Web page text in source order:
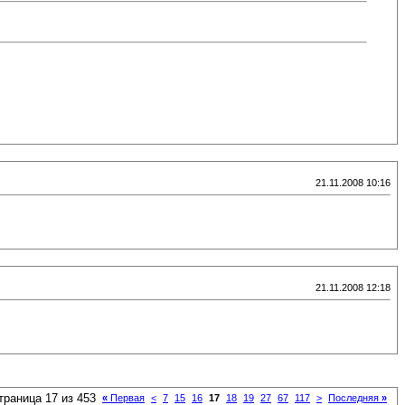
21.11.2008 10:16
21.11.2008 12:18
17 из 453 « Первая < 7 15 16 17 18 19 27 67 117 > Последняя »